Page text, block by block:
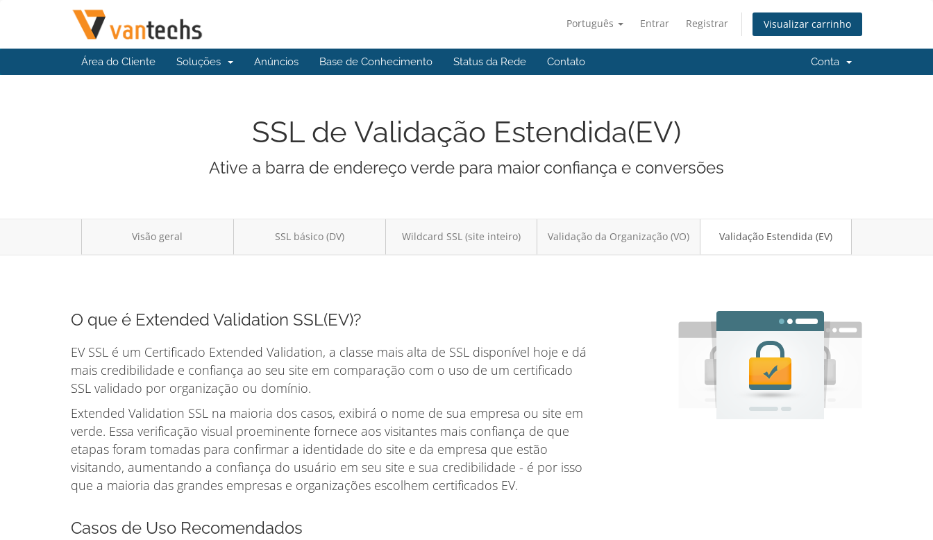
Português Entrar Registrar Visualizar carrinho
Área do Cliente Soluções Anúncios Base de Conhecimento Status da Rede Contato Conta
SSL de Validação Estendida(EV)
Ative a barra de endereço verde para maior confiança e conversões
Visão geral SSL básico (DV) Wildcard SSL (site inteiro) Validação da Organização (VO) Validação Estendida (EV)
O que é Extended Validation SSL(EV)?
EV SSL é um Certificado Extended Validation, a classe mais alta de SSL disponível hoje e dá
mais credibilidade e confiança ao seu site em comparação com o uso de um certificado
SSL validado por organização ou domínio.
Extended Validation SSL na maioria dos casos, exibirá o nome de sua empresa ou site em
verde. Essa verificação visual proeminente fornece aos visitantes mais confiança de que
etapas foram tomadas para confirmar a identidade do site e da empresa que estão
visitando, aumentando a confiança do usuário em seu site e sua credibilidade - é por isso
que a maioria das grandes empresas e organizações escolhem certificados EV.
Casos de Uso Recomendados